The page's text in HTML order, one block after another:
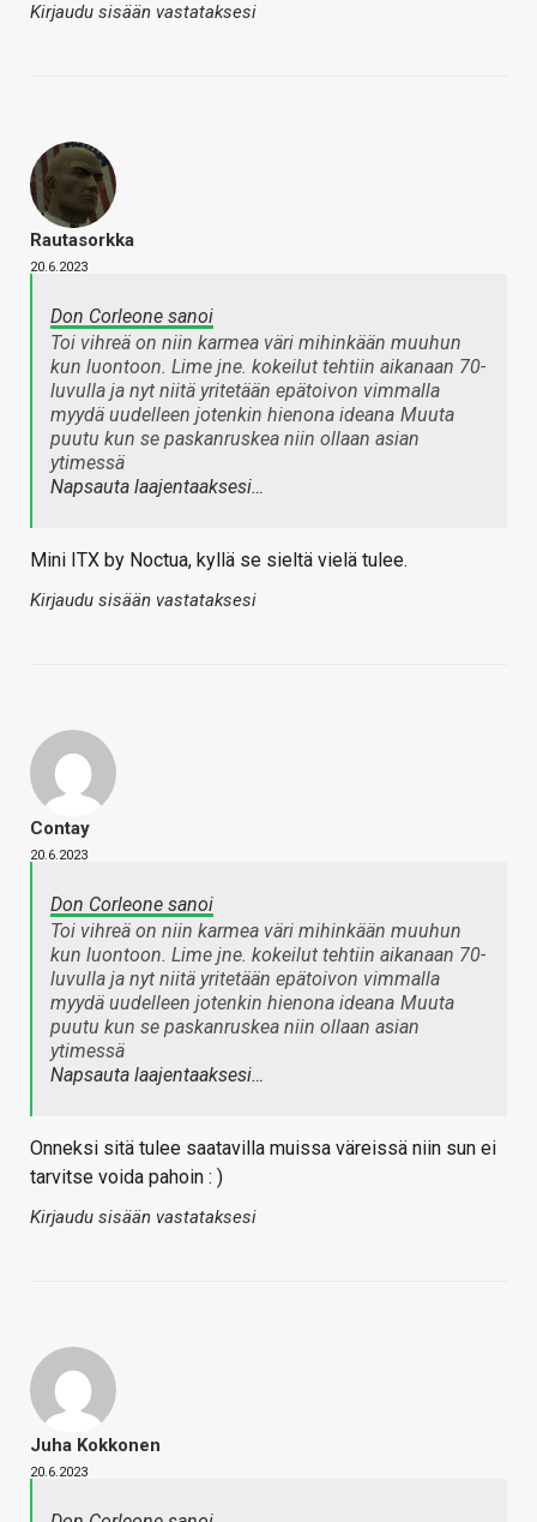
Kirjaudu sisään vastataksesi
Rautasorkka
20.6.2023
Don Corleone sanoi
Toi vihreä on niin karmea väri mihinkään muuhun
kun luontoon. Lime jne. kokeilut tehtiin aikanaan 70-
luvulla ja nyt niitä yritetään epätoivon vimmalla
myydä uudelleen jotenkin hienona ideana Muuta
puutu kun se paskanruskea niin ollaan asian
ytimessä
Napsauta laajentaaksesi…
Mini ITX by Noctua, kyllä se sieltä vielä tulee.
Kirjaudu sisään vastataksesi
Contay
20.6.2023
Don Corleone sanoi
Toi vihreä on niin karmea väri mihinkään muuhun
kun luontoon. Lime jne. kokeilut tehtiin aikanaan 70-
luvulla ja nyt niitä yritetään epätoivon vimmalla
myydä uudelleen jotenkin hienona ideana Muuta
puutu kun se paskanruskea niin ollaan asian
ytimessä
Napsauta laajentaaksesi…
Onneksi sitä tulee saatavilla muissa väreissä niin sun ei
tarvitse voida pahoin : )
Kirjaudu sisään vastataksesi
Juha Kokkonen
20.6.2023